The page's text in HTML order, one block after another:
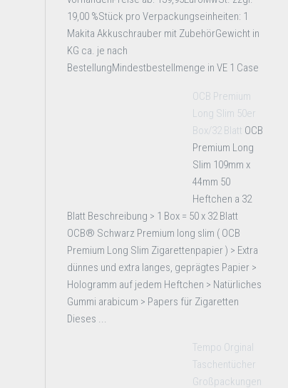
19,00 %Stück pro Verpackungseinheiten: 1
Makita Akkuschrauber mit ZubehörGewicht in
KG ca. je nach
BestellungMindestbestellmenge in VE 1 Case
OCB Premium
Long Slim 50er
Box/32 Blatt OCB
Premium Long
Slim 109mm x
44mm 50
Heftchen a 32
Blatt Beschreibung > 1 Box = 50 x 32 Blatt
OCB® Schwarz Premium long slim ( OCB
Premium Long Slim Zigarettenpapier ) > Extra
dünnes und extra langes, geprägtes Papier >
Hologramm auf jedem Heftchen > Natürliches
Gummi arabicum > Papers für Zigaretten
Dieses ...
Tempo Orginal
Taschentücher
Großpackungen